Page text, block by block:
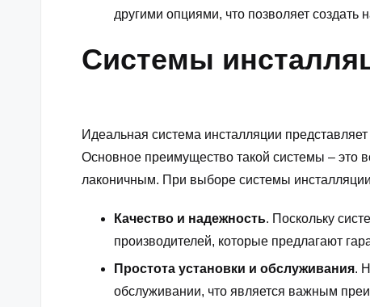
другими опциями, что позволяет создать
Системы
Идеальная система инсталляции
Основное преимущество такой системы – это
лаконичным. При выборе системы
Качество и надежность. Поскольку
производителей, которые предлагают
Простота установки и обслуживания.
обслуживании, что является важным